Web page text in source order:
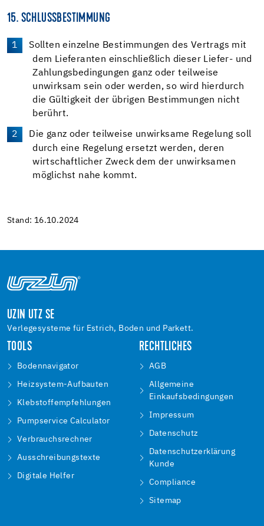
15. SCHLUSSBESTIMMUNG
Sollten einzelne Bestimmungen des Vertrags mit
dem Lieferanten einschließlich dieser Liefer- und
Zahlungsbedingungen ganz oder teilweise
unwirksam sein oder werden, so wird hierdurch
die Gültigkeit der übrigen Bestimmungen nicht
berührt.
Die ganz oder teilweise unwirksame Regelung soll
durch eine Regelung ersetzt werden, deren
wirtschaftlicher Zweck dem der unwirksamen
möglichst nahe kommt.
Stand: 16.10.2024
UZIN UTZ SE
Verlegesysteme für Estrich, Boden und Parkett.
TOOLS
Bodennavigator
Heizsystem-Aufbauten
Klebstoffempfehlungen
Pumpservice Calculator
Verbrauchsrechner
Ausschreibungstexte
Digitale Helfer
RECHTLICHES
AGB
Allgemeine
Einkaufsbedingungen
Impressum
Datenschutz
Datenschutzerklärung
Kunde
Compliance
Sitemap